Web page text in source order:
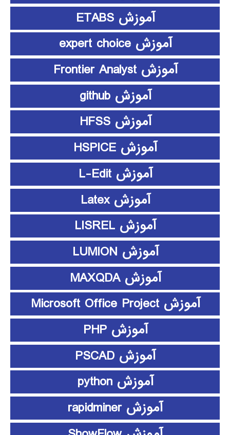
آموزش ETABS
آموزش expert choice
آموزش Frontier Analyst
آموزش github
آموزش HFSS
آموزش HSPICE
آموزش L-Edit
آموزش Latex
آموزش LISREL
آموزش LUMION
آموزش MAXQDA
آموزش Microsoft Office Project
آموزش PHP
آموزش PSCAD
آموزش python
آموزش rapidminer